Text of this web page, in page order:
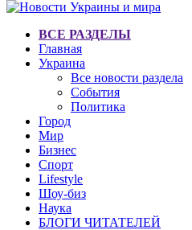
ВСЕ РАЗДЕЛЫ
Главная
Украина
Все новости раздела
События
Политика
Город
Мир
Бизнес
Спорт
Lifestyle
Шоу-биз
Наука
БЛОГИ ЧИТАТЕЛЕЙ